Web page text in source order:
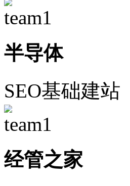
半导体
SEO基础建站
经管之家